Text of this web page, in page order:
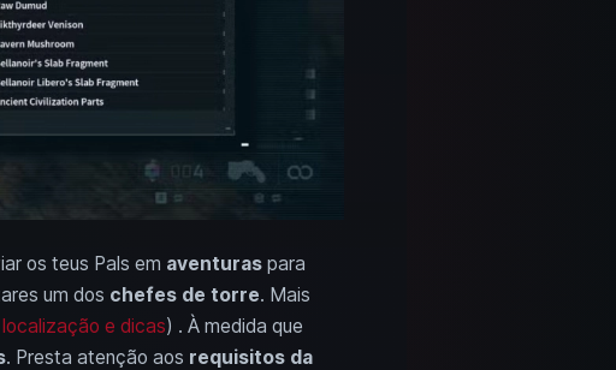
os teus Pals em aventuraspara
um dos chefes de torre. Mais
e dicas) . À medida que
. Presta atenção aos requisitos da